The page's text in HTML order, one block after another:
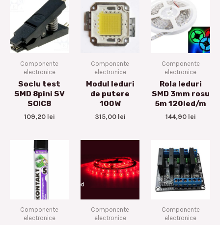
Componente
electronice
Soclu test
SMD 8pini SV
SOIC8
109,20 lei
Componente
electronice
Modul leduri
de putere
100W
315,00 lei
Componente
electronice
Rola leduri
SMD 3mm rosu
5m 120led/m
144,90 lei
Componente
electronice
Componente
electronice
Componente
electronice